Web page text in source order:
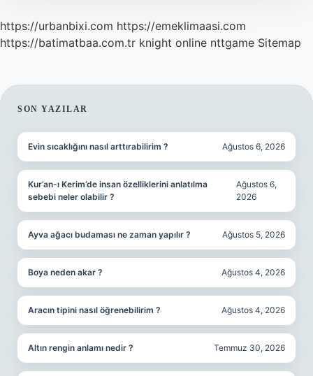
https://urbanbixi.com https://emeklimaasi.com
https://batimatbaa.com.tr knight online nttgame Sitemap
SIDEBAR
SON YAZILAR
Evin sıcaklığını nasıl arttırabilirim ? Ağustos 6, 2026
Kur’an-ı Kerim’de insan özelliklerini anlatılma
sebebi neler olabilir ?
Ağustos 6,
2026
Ayva ağacı budaması ne zaman yapılır ? Ağustos 5, 2026
Boya neden akar ? Ağustos 4, 2026
Aracın tipini nasıl öğrenebilirim ? Ağustos 4, 2026
Altın rengin anlamı nedir ? Temmuz 30, 2026